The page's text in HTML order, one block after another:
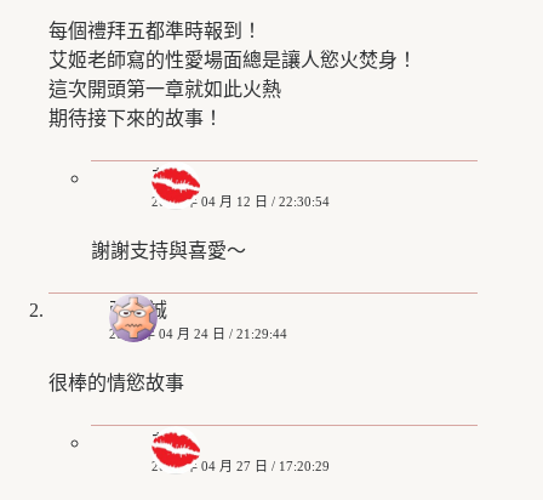
每個禮拜五都準時報到！
艾姬老師寫的性愛場面總是讓人慾火焚身！
這次開頭第一章就如此火熱
期待接下來的故事！
艾姬
2020 年 04 月 12 日 / 22:30:54
謝謝支持與喜愛～
張益誠
2020 年 04 月 24 日 / 21:29:44
很棒的情慾故事
艾姬
2020 年 04 月 27 日 / 17:20:29